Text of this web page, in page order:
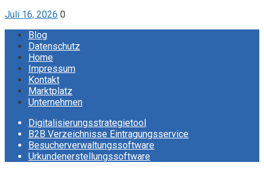
Juli 16, 2026 0
Blog
Datenschutz
Home
Impressum
Kontakt
Marktplatz
Unternehmen
Digitalisierungsstrategietool
B2B Verzeichnisse Eintragungsservice
Besucherverwaltungssoftware
Urkundenerstellungssoftware